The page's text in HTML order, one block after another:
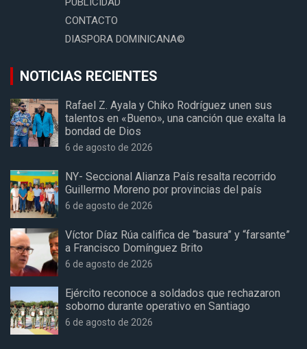
CONTACTO
DIASPORA DOMINICANA©
NOTICIAS RECIENTES
Rafael Z. Ayala y Chiko Rodríguez unen sus
talentos en «Bueno», una canción que exalta la
bondad de Dios
6 de agosto de 2026
NY- Seccional Alianza País resalta recorrido
Guillermo Moreno por provincias del país
6 de agosto de 2026
Víctor Díaz Rúa califica de “basura” y “farsante”
a Francisco Domínguez Brito
6 de agosto de 2026
Ejército reconoce a soldados que rechazaron
soborno durante operativo en Santiago
6 de agosto de 2026